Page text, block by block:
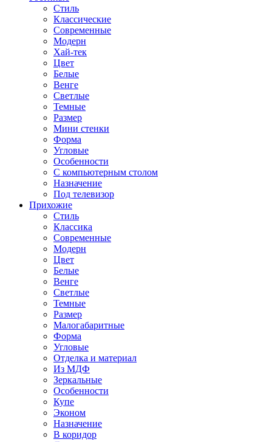
Стиль
Классические
Современные
Модерн
Хай-тек
Цвет
Белые
Венге
Светлые
Темные
Размер
Мини стенки
Форма
Угловые
Особенности
С компьютерным столом
Назначение
Под телевизор
Прихожие
Стиль
Классика
Современные
Модерн
Цвет
Белые
Венге
Светлые
Темные
Размер
Малогабаритные
Форма
Угловые
Отделка и материал
Из МДФ
Зеркальные
Особенности
Купе
Эконом
Назначение
В коридор